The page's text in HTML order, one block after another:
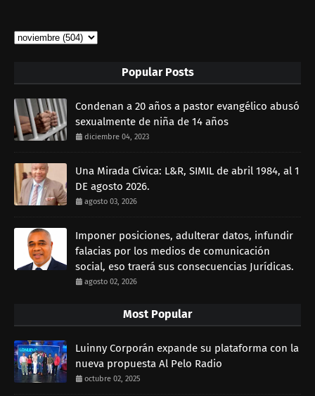
Popular Posts
Condenan a 20 años a pastor evangélico abusó
sexualmente de niña de 14 años
diciembre 04, 2023
Una Mirada Cívica: L&R, SIMIL de abril 1984, al 1
DE agosto 2026.
agosto 03, 2026
Imponer posiciones, adulterar datos, infundir
falacias por los medios de comunicación
social, eso traerá sus consecuencias Jurídicas.
agosto 02, 2026
Most Popular
Luinny Corporán expande su plataforma con la
nueva propuesta Al Pelo Radio
octubre 02, 2025